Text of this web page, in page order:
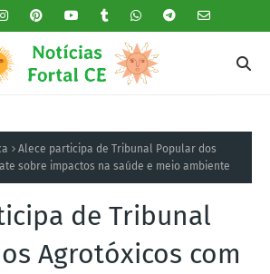
Alece participa de Tribunal Popular dos
sobre impactos na saúde e meio ambiente
de Tribunal
Agrotóxicos com